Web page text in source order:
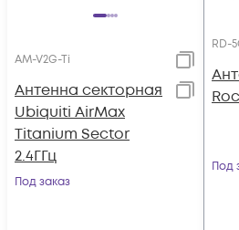
AM-V2G-Ti
Антенна секторная
Ubiquiti AirMax
Titanium Sector
2.4ГГц
Под заказ
RD-
Под